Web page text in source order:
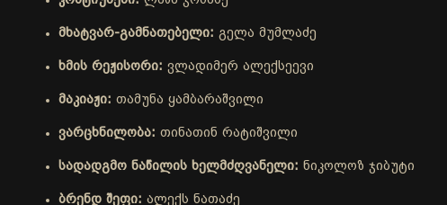
მხატვარ-გამნათებელი: გელა მუმლაძე
ხმის რეჟისორი: ვლადიმერ ალექსეევი
მაკიაჟი: თამუნა ყამბარაშვილი
ვარცხნილობა: თინათინ რატიშვილი
სადადგმო ნაწილის ხელმძღვანელი: ნიკოლოზ ჯიბუტი
ბრენდ შეფი: ალექს ნათაძე